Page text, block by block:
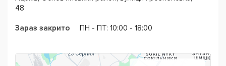
48
Зараз закрито ПН - ПТ: 10:00 - 18:00